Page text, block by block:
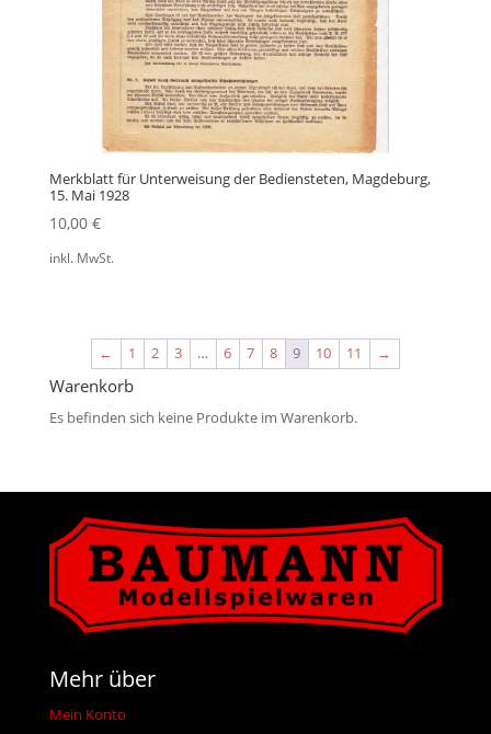
Merkblatt für Unterweisung der Bediensteten, Magdeburg,
15. Mai 1928
10,00 €
inkl. MwSt.
← 1 2 3 … 6 7 8 9 10 11 →
Warenkorb
Es befinden sich keine Produkte im Warenkorb.
Mehr über
Mein Konto